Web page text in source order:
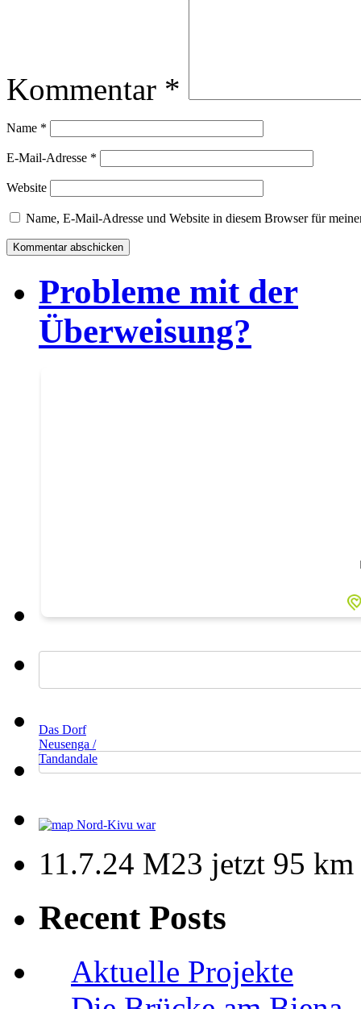
Kommentar *
Name *
E-Mail-Adresse *
Website
Name, E-Mail-Adresse und Website in diesem Browser für
Probleme mit der
Überweisung?
Das Dorf
Neusenga /
Tandandale
11.7.24 M23 jetzt 95
Recent Posts
Aktuelle Projekte